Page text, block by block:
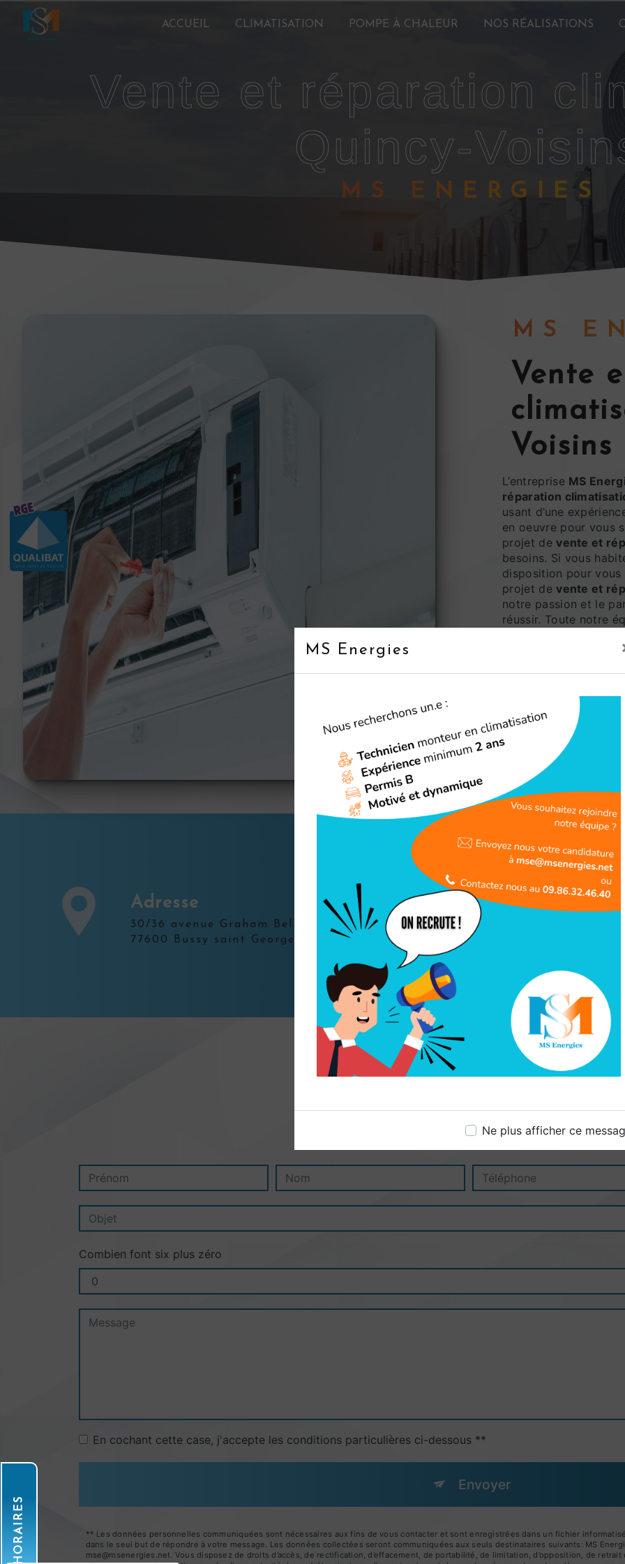
MS Energies
Ne plus afficher ce
ACCUEIL CLIMATISATION POMPE À CHALEUR NOS RÉALISATIONS
vente et réparation climatisation
Quincy-
MS ENERGIES
MS
vente et réparation
Voisins
L’entreprise MS
réparation
usant d’une
en oeuvre pour vous
projet devente et
besoins. Si vous
disposition pour vous
projet devente et
notre passion et le
réussir. Toute notre
En
Adresse
30/36 avenue Graham Bell
77600 Bussy saint Georges
Téléphone
09 86 32 46 40
N'hésitez pas à nous contacter
Combien font six plus zéro
En cochant cette case, j'accepte les conditions particulières ci-dessous **
Envoyer
** Les données personnelles communiquées sont nécessaires aux fins de vous contacter et sont enregistrées dans un fichier
dans le seul but de répondre à votre message. Les données collectées seront communiquées aux seuls destinataires suivants: MS
mse@msenergies.net. Vous disposez de droits d’accès, de rectification, d’effacement, de portabilité, de limitation, d’opposition, de
HORAIRES
Panneau de gestion des cookies